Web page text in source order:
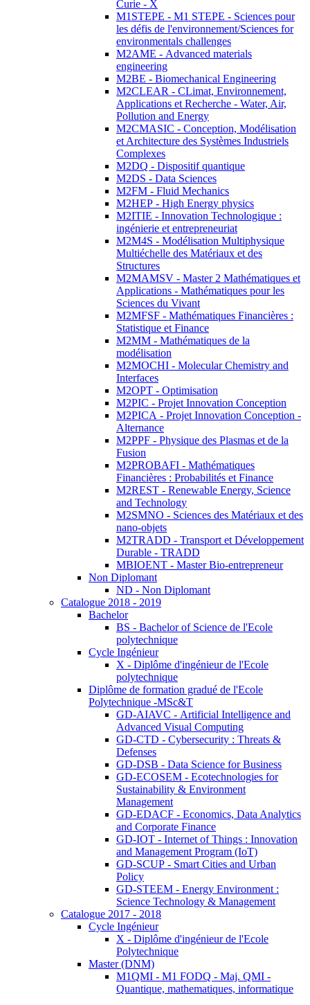
Curie - X
M1STEPE - M1 STEPE - Sciences pour
les défis de l'environnement/Sciences for
environmentals challenges
M2AME - Advanced materials
engineering
M2BE - Biomechanical Engineering
M2CLEAR - CLimat, Environnement,
Applications et Recherche - Water, Air,
Pollution and Energy
M2CMASIC - Conception, Modélisation
et Architecture des Systèmes Industriels
Complexes
M2DQ - Dispositif quantique
M2DS - Data Sciences
M2FM - Fluid Mechanics
M2HEP - High Energy physics
M2ITIE - Innovation Technologique :
ingénierie et entrepreneuriat
M2M4S - Modélisation Multiphysique
Multiéchelle des Matériaux et des
Structures
M2MAMSV - Master 2 Mathématiques et
Applications - Mathématiques pour les
Sciences du Vivant
M2MFSF - Mathématiques Financières :
Statistique et Finance
M2MM - Mathématiques de la
modélisation
M2MOCHI - Molecular Chemistry and
Interfaces
M2OPT - Optimisation
M2PIC - Projet Innovation Conception
M2PICA - Projet Innovation Conception -
Alternance
M2PPF - Physique des Plasmas et de la
Fusion
M2PROBAFI - Mathématiques
Financières : Probabilités et Finance
M2REST - Renewable Energy, Science
and Technology
M2SMNO - Sciences des Matériaux et des
nano-objets
M2TRADD - Transport et Développement
Durable - TRADD
MBIOENT - Master Bio-entrepreneur
Non Diplomant
ND - Non Diplomant
Catalogue 2018 - 2019
Bachelor
BS - Bachelor of Science de l'Ecole
polytechnique
Cycle Ingénieur
X - Diplôme d'ingénieur de l'Ecole
polytechnique
Diplôme de formation gradué de l'Ecole
Polytechnique -MSc&T
GD-AIAVC - Artificial Intelligence and
Advanced Visual Computing
GD-CTD - Cybersecurity : Threats &
Defenses
GD-DSB - Data Science for Business
GD-ECOSEM - Ecotechnologies for
Sustainability & Environment
Management
GD-EDACF - Economics, Data Analytics
and Corporate Finance
GD-IOT - Internet of Things : Innovation
and Management Program (IoT)
GD-SCUP - Smart Cities and Urban
Policy
GD-STEEM - Energy Environment :
Science Technology & Management
Catalogue 2017 - 2018
Cycle Ingénieur
X - Diplôme d'ingénieur de l'Ecole
Polytechnique
Master (DNM)
M1QMI - M1 FODQ - Maj. QMI -
Quantique, mathematiques, informatique